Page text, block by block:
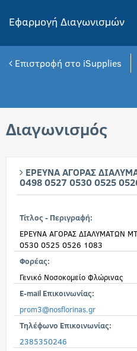
Εφαρμογή Διαγωνισμών
Επιστροφή στο iSupplies
Διαγωνισμός
ΕΡΕΥΝΑ ΑΓΟΡΑΣ
0498 0527 0530 0525
Τίτλος - Περιγραφή:
ΕΡΕΥΝΑ ΑΓΟΡΑΣ ΔΙΑΛΥΜΑΤΩΝ
0530 0525 0526 1083
Φορέας:
Γενικό Νοσοκομείο Φλώρινας
E-mail Επικοινωνίας:
prom3@nosflorinas.gr
Τηλέφωνο Επικοινωνίας:
2385350246